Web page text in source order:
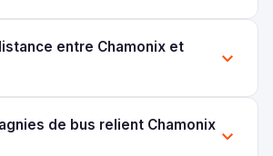
entre Chamonix et
de bus relient Chamonix